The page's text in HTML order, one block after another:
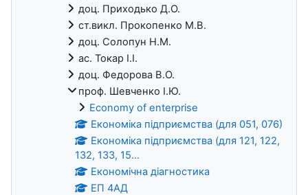
доц. Приходько Д.О.
ст.викл. Прокопенко М.В.
доц. Солопун Н.М.
ас. Токар І.І.
доц. Федорова В.О.
проф. Шевченко І.Ю.
Economy of enterprise
Економіка підприємства (для 051, 076)
Економіка підприємства (для 121, 122,
132, 133, 15...
Економічна діагностика
ЕП 4АД